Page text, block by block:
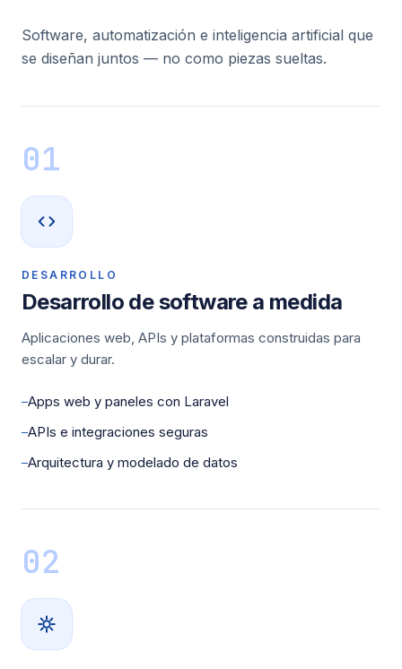
Software, automatización e inteligencia artificial que
se diseñan juntos — no como piezas sueltas.
01
DESARROLLO
Desarrollo de software a medida
Aplicaciones web, APIs y plataformas construidas para
escalar y durar.
—Apps web y paneles con Laravel
—APIs e integraciones seguras
—Arquitectura y modelado de datos
02